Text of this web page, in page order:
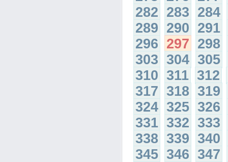
282 283 284
289 290 291
296 297 298
303 304 305
310 311 312
317 318 319
324 325 326
331 332 333
338 339 340
345 346 347